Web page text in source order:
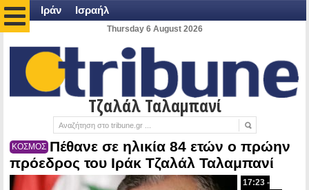
Ιράν Ισραήλ
Thursday 6 August 2026
Τζαλάλ Ταλαμπανί
ΚΟΣΜΟΣ Πέθανε σε ηλικία 84 ετών ο πρώην
πρόεδρος του Ιράκ Τζαλάλ Ταλαμπανί
17:23 -